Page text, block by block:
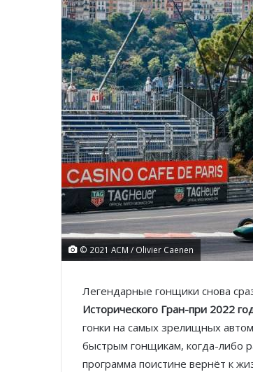
© 2021 ACM / Olivier Caenen
Легендарные гонщики снова
Исторического Гран-при 2022
гонки на самых зрелищных
быстрым гонщикам, когда-либо
программа поистине вернёт к